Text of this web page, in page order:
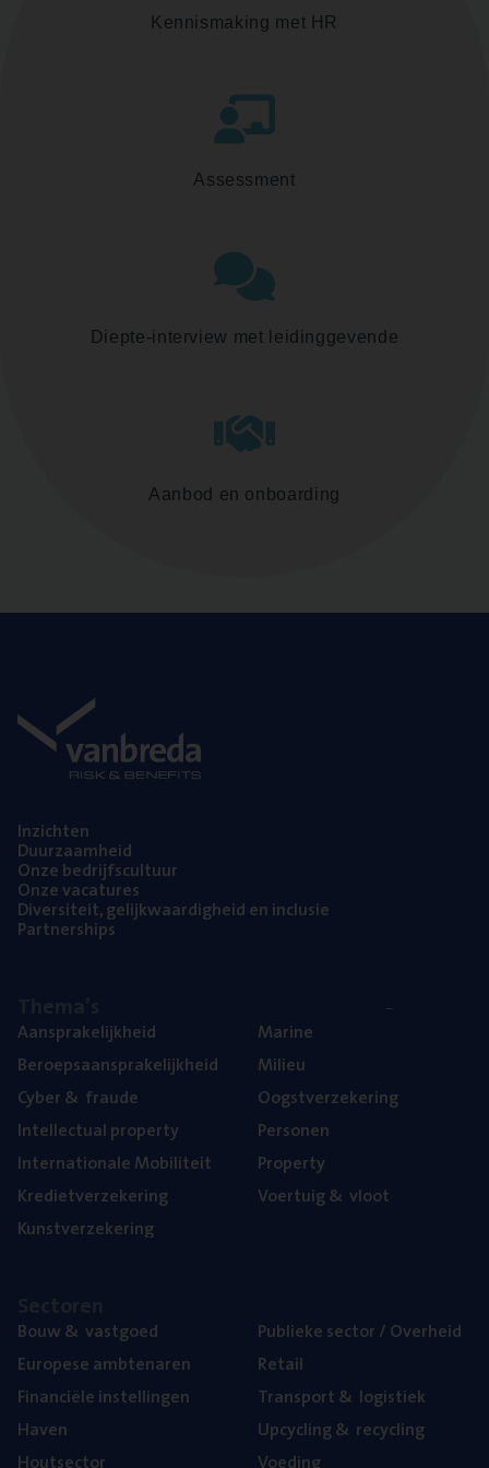
Kennismaking met HR
Assessment
Diepte-interview met leidinggevende
Aanbod en onboarding
Inzich­ten
Duur­zaam­heid
Onze bedrijfs­cul­tuur
Onze vaca­tu­res
Diver­si­teit, gelijk­waar­dig­heid en inclusie
Part­ner­ships
Aan­spra­ke­lijk­heid
Beroeps­aan­spra­ke­lijk­heid
Cyber& fraude
Intel­lec­tu­al property
Inter­na­ti­o­na­le Mobiliteit
Kre­diet­ver­ze­ke­ring
Kunst­ver­ze­ke­ring
Mari­ne
Mili­eu
Oogst­ver­ze­ke­ring
Per­so­nen
Pro­per­ty
Voer­tuig& vloot
Bouw& vastgoed
Euro­pe­se ambtenaren
Finan­ci­ë­le instellingen
Haven
Hout­sec­tor
Publie­ke sec­tor / Overheid
Retail
Trans­port& logistiek
Upcy­cling& recycling
Voe­ding